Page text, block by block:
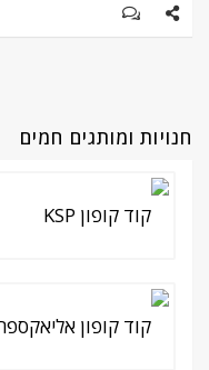
חנויות ומותגים חמים